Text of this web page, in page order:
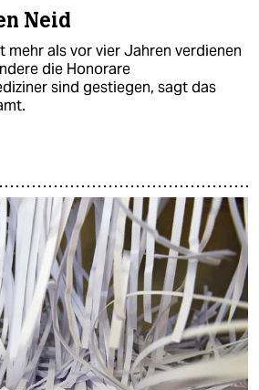
Neid
mehr als vor vier Jahren verdienen
die Honorare
sind gestiegen, sagt das